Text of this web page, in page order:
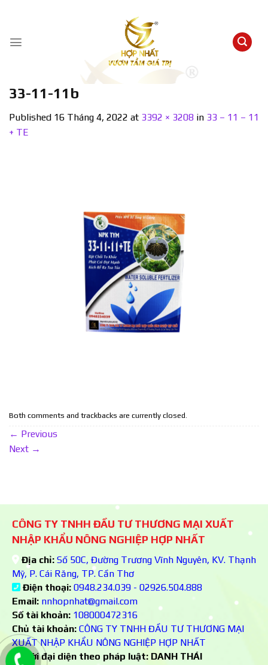
content
33-11-11b
Published 16 Tháng 4, 2022 at 3392 × 3208 in 33 – 11 – 11
+ TE
Both comments and trackbacks are currently closed.
← Previous
Next →
CÔNG TY TNHH ĐẦU TƯ THƯƠNG MẠI XUẤT
NHẬP KHẨU NÔNG NGHIỆP HỢP NHẤT
Địa chỉ:Số 50C, Đường Trương Vĩnh Nguyên, KV. Thạnh
Mỹ, P. Cái Răng, TP. Cần Thơ
Điện thoại: 0948.234.039 - 02926.504.888
Email: nnhopnhat@gmail.com
Số tài khoản: 108000472316
Chủ tài khoản: CÔNG TY TNHH ĐẦU TƯ THƯƠNG MẠI
XUẤT NHẬP KHẨU NÔNG NGHIỆP HỢP NHẤT
Người đại diện theo pháp luật: DANH THÁI